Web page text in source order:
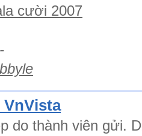
cười 2007
do thành viên gửi.